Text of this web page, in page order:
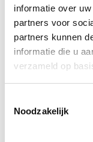
informatie over
partners voor
partners kunnen
informatie die u
verzameld op
Noodzakelijk